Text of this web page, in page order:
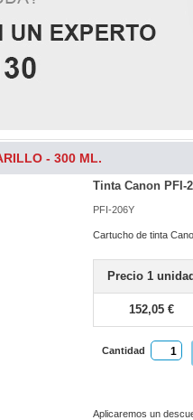
- 300 ML.
Tinta Canon PFI-
PFI-206Y
Cartucho de tinta
Precio 1 unidad
152,05 €
Cantidad
Aplicaremos un